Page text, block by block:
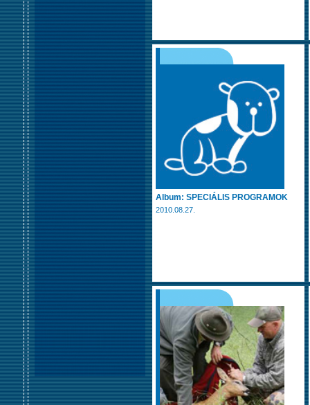
Album: SPECIÁLIS PROGRAMOK
2010.08.27.